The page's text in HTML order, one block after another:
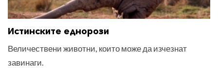
Истинските еднорози
Величествени животни, които може да изчезнат
завинаги.